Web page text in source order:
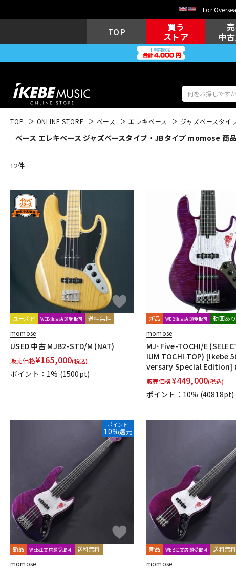
For
TOP
買う
ストア
中
エレキギター アコギ/エレ
キーボード 電子ピアノ
DJ機器 DTM
中古 ヴィンテージ
TOP ONLINE STORE ベース エレキベース ジャズベースタイ
ベース エレキベース ジャズベースタイプ・JBタイプ momose 商
12件
ユーズド WEB注文店頭受取可 送料無料
momose
USED 中古 MJB2-STD/M (NAT)
販売価格¥165,000(税込)
ポイント：1% (1500pt)
新品 WEB注文店頭受取可 動画あり
momose
MJ･Five-TOCHI/E
IUM TOCHI TOP) [Ikebe
versary Special Edition]
販売価格¥449,000(税込)
ポイント：10% (40818pt)
ポイント
10%還元
新品 WEB注文店頭受取可 送料無料
momose
新品 WEB注文店頭受取可 送料無料
momose